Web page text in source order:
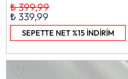
₺ 339,99
₺ 399,99
SEPETTE NET %15 İNDİRİM